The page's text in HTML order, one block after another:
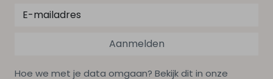
Aanmelden
Hoe we met je data omgaan? Bekijk dit in onze